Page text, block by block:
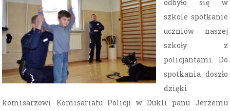
odbyło się w
szkole spotkanie
uczniów naszej
szkoły z
policjantami. Do
spotkania doszło
dzięki
komisarzowi Komisariatu Policji w Dukli panu Jerzemu